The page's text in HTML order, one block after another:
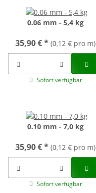
0.06 mm - 5,4 kg
35,90 €* (0,12 € pro m)
Sofort verfügbar
0.10 mm - 7,0 kg
35,90 €* (0,12 € pro m)
Sofort verfügbar